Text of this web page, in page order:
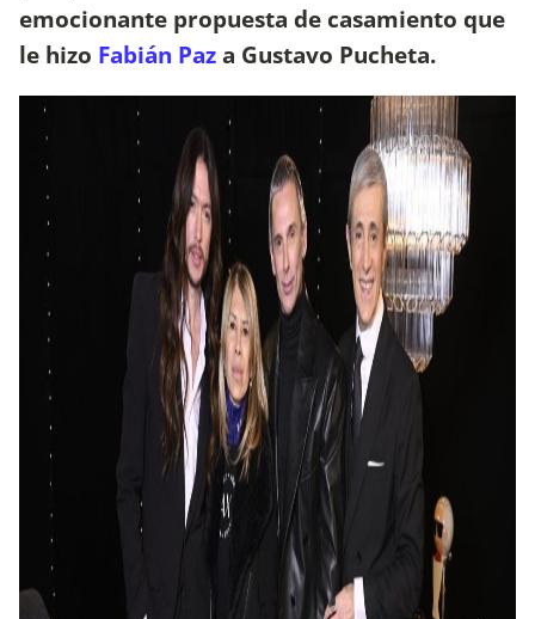
emocionante propuesta de casamiento que
le hizo Fabián Paza Gustavo Pucheta.